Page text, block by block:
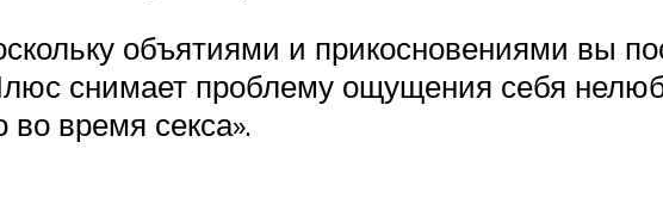
объятиями и прикосновениями вы
снимает проблему ощущения себя
во время секса».